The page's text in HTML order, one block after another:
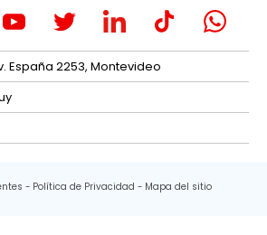
España 2253, Montevideo
Política de Privacidad Mapa del sitio